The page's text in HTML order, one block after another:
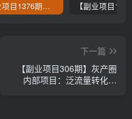
【副业项目1376期】龟课最新闲鱼项目玩法实战教程_全新升级月收益几千到几万
下一篇
【副业项目306期】灰产圈
内部项目：泛流量转化率